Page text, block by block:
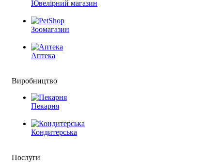
Ювелірний магазин
Зоомагазин
Аптека
Виробництво
Пекарня
Кондитерська
Послуги